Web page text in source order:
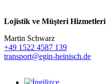
Lojistik ve Müşteri Hizmetleri
Martin Schwarz
+49 1522 4587 139
transport@egin-heinisch.de